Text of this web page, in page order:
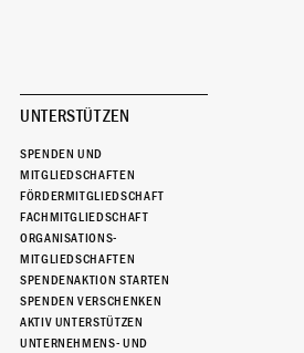
UNTERSTÜTZEN
SPENDEN UND
MITGLIEDSCHAFTEN
FÖRDERMITGLIEDSCHAFT
FACHMITGLIEDSCHAFT
ORGANISATIONS-
MITGLIEDSCHAFTEN
SPENDENAKTION STARTEN
SPENDEN VERSCHENKEN
AKTIV UNTERSTÜTZEN
UNTERNEHMENS- UND